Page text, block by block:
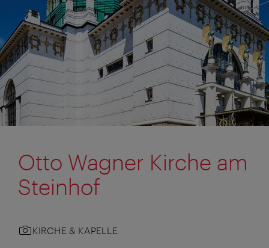
Otto Wagner Kirche am
Steinhof
KIRCHE & KAPELLE